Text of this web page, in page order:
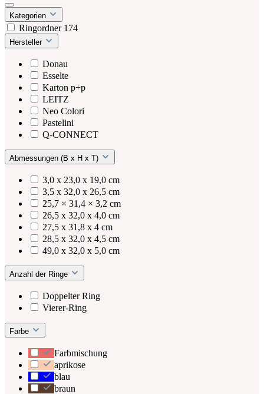
Kategorien
Ringordner 174
Hersteller
Donau
Esselte
Karton p+p
LEITZ
Neo Colori
Pastelini
Q-CONNECT
Abmessungen (B x H x T)
3,0 x 23,0 x 19,0 cm
3,5 x 32,0 x 26,5 cm
25,7 × 31,4 × 3,2 cm
26,5 x 32,0 x 4,0 cm
27,5 x 31,8 x 4 cm
28,5 x 32,0 x 4,5 cm
49,0 x 32,0 x 5,0 cm
Anzahl der Ringe
Doppelter Ring
Vierer-Ring
Farbe
Farbmischung
aprikose
blau
braun